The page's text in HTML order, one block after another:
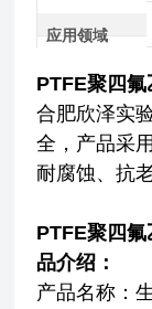
应用领域
PTFE聚四
合肥欣泽实
全，产品采
耐腐蚀、抗
PTFE聚四
品介绍：
产品名称：